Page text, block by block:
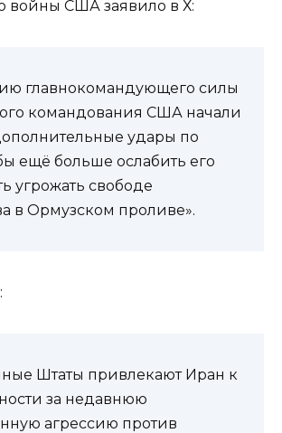
войны США заявило в Х:
главнокомандующего силы
командования США начали
удары по
ещё больше ослабить его
угрожать свободе
в Ормузском проливе».
Штаты привлекают Иран к
за недавнюю
агрессию против